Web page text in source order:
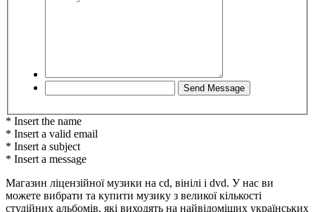
* Insert the name
* Insert a valid email
* Insert a subject
* Insert a message
Магазин ліцензійної музики на cd, вінілі і dvd. У нас ви
можете вибрати та купити музику з великої кількості
студійних альбомів, які виходять на найвідоміших українських